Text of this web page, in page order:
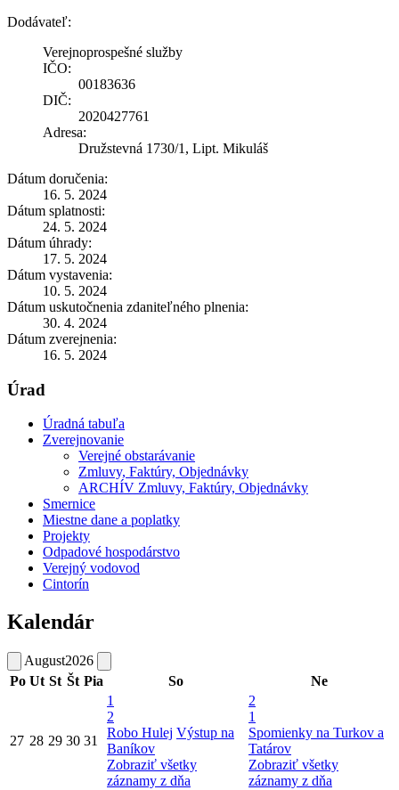
Dodávateľ:
Verejnoprospešné služby
IČO:
00183636
DIČ:
2020427761
Adresa:
Družstevná 1730/1, Lipt. Mikuláš
Dátum doručenia:
16. 5. 2024
Dátum splatnosti:
24. 5. 2024
Dátum úhrady:
17. 5. 2024
Dátum vystavenia:
10. 5. 2024
Dátum uskutočnenia zdaniteľného plnenia:
30. 4. 2024
Dátum zverejnenia:
16. 5. 2024
Úrad
Úradná tabuľa
Zverejnovanie
Verejné obstarávanie
Zmluvy, Faktúry, Objednávky
ARCHÍV Zmluvy, Faktúry, Objednávky
Smernice
Miestne dane a poplatky
Projekty
Odpadové hospodárstvo
Verejný vodovod
Cintorín
Kalendár
August2026
Po Ut St Št Pia So Ne
27 28 29 30 31
1
2
Robo Hulej Výstup na
Baníkov
Zobraziť všetky
záznamy z dňa
2
1
Spomienky na Turkov a
Tatárov
Zobraziť všetky
záznamy z dňa